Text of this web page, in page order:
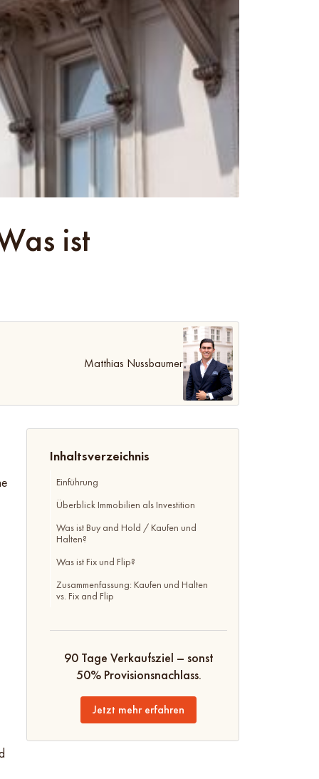
ist
Matthias Nussbaumer
Inhaltsverzeichnis
Einführung
Überblick Immobilien als Investition
Was ist Buy and Hold / Kaufen und
Halten?
Was ist Fix und Flip?
Zusammenfassung: Kaufen und Halten
vs. Fix and Flip
90 Tage Verkaufsziel – sonst
50% Provisionsnachlass.
Jetzt mehr erfahren